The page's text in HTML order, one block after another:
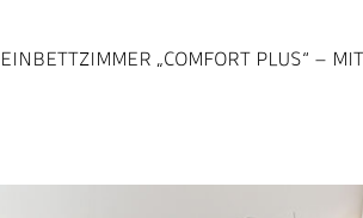
EINBETTZIMMER „COMFORT PLUS“ –